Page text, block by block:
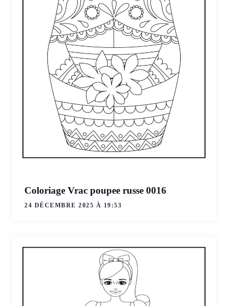
Coloriage Vrac poupee russe 0016
24 DÉCEMBRE 2025 À 19:53